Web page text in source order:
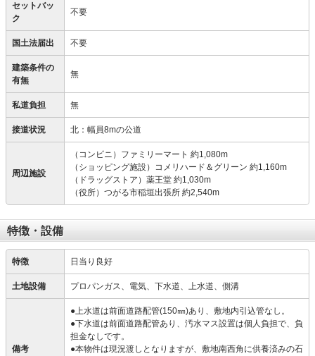
セットバッ
ク
不要
国土法届出 不要
建築条件の
有無
無
私道負担 無
接道状況 北：幅員8mの公道
周辺施設
（コンビニ）ファミリーマート 約1,080m
（ショッピング施設）コメリハード＆グリーン 約1,160m
（ドラッグストア）薬王堂 約1,030m
（役所）つがる市稲垣出張所 約2,540m
特徴・設備
特徴 日当り良好
土地設備 プロパンガス、電気、下水道、上水道、側溝
備考
●上水道は前面道路配管(150㎜)あり、敷地内引込管なし。
●下水道は前面道路配管あり、汚水マス設置は個人負担で、負
担金なしです。
●本物件は現況渡しとなりますが、敷地南西角に供養済みの石